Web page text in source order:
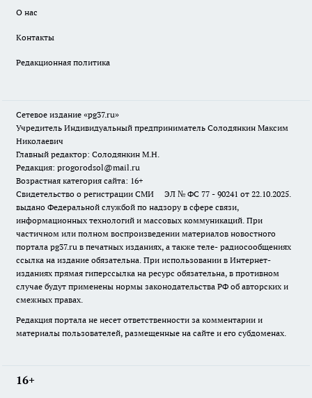
О нас
Контакты
Редакционная политика
Сетевое издание «pg37.ru»
Учредитель Индивидуальный предприниматель Солодянкин Максим
Николаевич
Главный редактор: Солодянкин М.Н.
Редакция: progorodsol@mail.ru
Возрастная категория сайта: 16+
Свидетельство о регистрации СМИ ЭЛ № ФС 77 - 90241 от 22.10.2025.
выдано Федеральной службой по надзору в сфере связи,
информационных технологий и массовых коммуникаций. При
частичном или полном воспроизведении материалов новостного
портала pg37.ru в печатных изданиях, а также теле- радиосообщениях
ссылка на издание обязательна. При использовании в Интернет-
изданиях прямая гиперссылка на ресурс обязательна, в противном
случае будут применены нормы законодательства РФ об авторских и
смежных правах.
Редакция портала не несет ответственности за комментарии и
материалы пользователей, размещенные на сайте и его субдоменах.
16+